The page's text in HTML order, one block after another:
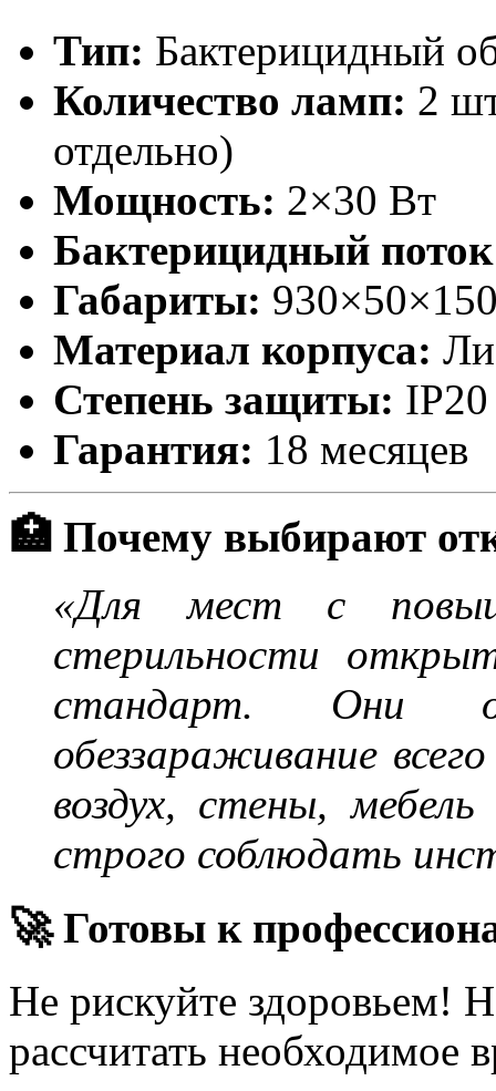
Тип: Бактерицидный
Количество ламп: 2
отдельно)
Мощность: 2×30 Вт
Бактерицидный
Габариты:
Материал корпуса:
Степень защиты: IP20
Гарантия: 18 месяцев
🏥 Почему выбирают
«Для мест с
стерильности
стандарт. Они
обеззараживание
воздух, стены,
строго соблюдать
🚀 Готовы к
Не рискуйте здоровьем!
рассчитать необходимое